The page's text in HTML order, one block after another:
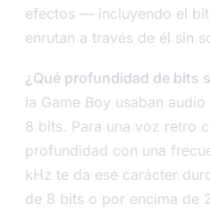
efectos — incluyendo el
enrutan a través de él sin
¿Qué profundidad de bits
la Game Boy usaban
8 bits. Para una voz retro
profundidad con una
kHz te da ese carácter
de 8 bits o por encima de